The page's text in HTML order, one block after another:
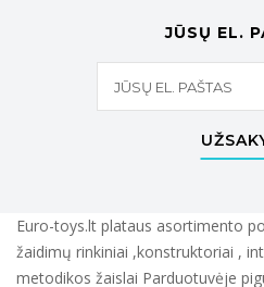
JŪSŲ EL.
Euro-toys.lt plataus asortimento
žaidimų rinkiniai ,konstruktoriai ,
metodikos žaislai Parduotuvėje